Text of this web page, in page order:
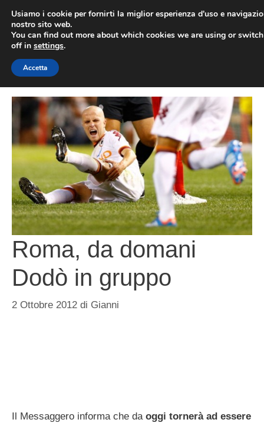
contenuto
Roma, da domani
Dodò in gruppo
2 Ottobre 2012 di Gianni
Il Messaggero informa che da oggi tornerà ad essere
Usiamo i cookie per fornirti la miglior esperienza d'uso e
nostro sito web.
You can find out more about which cookies we are using or
off in settings.
Accetta